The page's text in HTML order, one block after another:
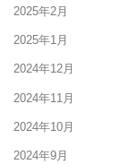
2025年2月
2025年1月
2024年12月
2024年11月
2024年10月
2024年9月